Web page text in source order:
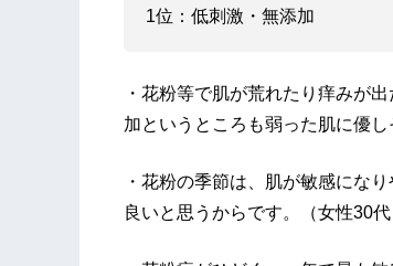
1位：低刺激・無添加
・花粉等で肌が荒れたり痒みが
加というところも弱った肌に優し
・花粉の季節は、肌が敏感にな
良いと思うからです。（女性30代